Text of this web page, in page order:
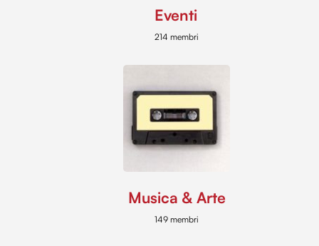
Eventi
214 membri
Musica & Arte
149 membri